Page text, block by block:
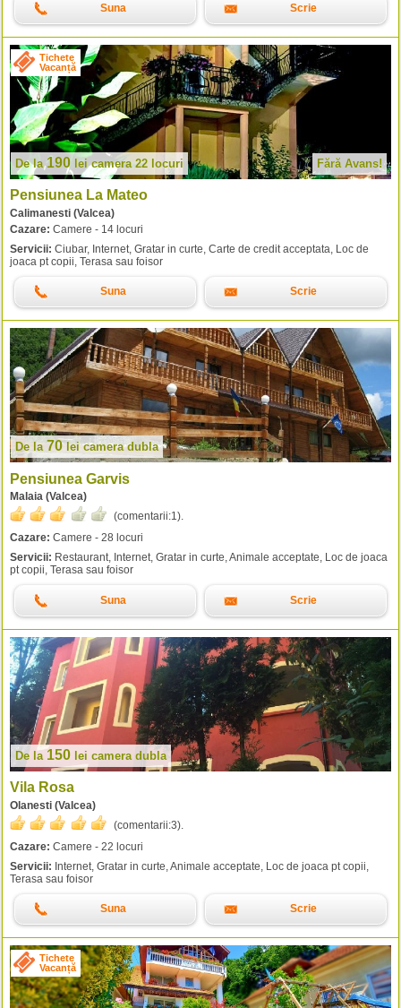
Suna Scrie
Tichete
Vacanță
De la190 leicamera 22 locuri Fără Avans!
Pensiunea La Mateo
Calimanesti (Valcea)
Cazare: Camere - 14 locuri
Servicii: Ciubar, Internet, Gratar in curte, Carte de credit acceptata, Loc de
joaca pt copii, Terasa sau foisor
Suna Scrie
De la 70leicamera dubla
Pensiunea Garvis
Malaia (Valcea)
(comentarii:1).
Cazare: Camere - 28 locuri
Servicii: Restaurant, Internet, Gratar in curte, Animale acceptate, Loc de joaca
pt copii, Terasa sau foisor
Suna Scrie
De la 150 lei camera dubla
Vila Rosa
Olanesti (Valcea)
(comentarii:3).
Cazare: Camere - 22 locuri
Servicii: Internet, Gratar in curte, Animale acceptate, Loc de joaca pt copii,
Terasa sau foisor
Suna Scrie
Tichete
Vacanță